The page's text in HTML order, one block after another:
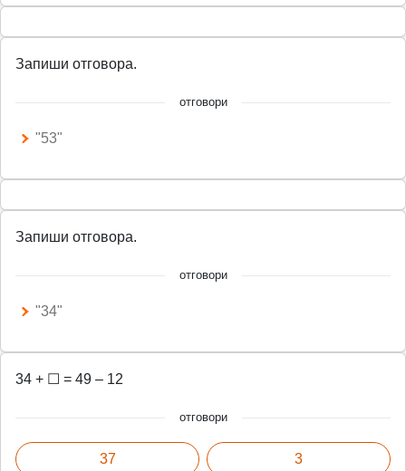
Запиши отговора.
отговори
"53"
Запиши отговора.
отговори
"34"
34 + ☐ = 49 – 12
отговори
37 3